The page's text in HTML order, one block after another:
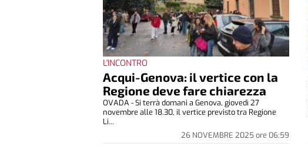
L'INCONTRO
Acqui-Genova: il vertice con la
Regione deve fare chiarezza
26 NOVEMBRE 2025ore 06:59
OVADA - Si terrà domani a Genova, giovedì 27
novembre alle 18.30, il vertice previsto tra Regione
Li...